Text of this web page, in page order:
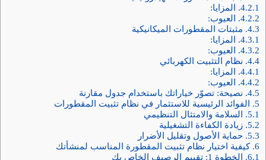
4.2.1. المزايا:
4.2.2. العيوب:
4.3. مثبتات المقطورات الميكانيكية
4.3.1. المزايا:
4.3.2. العيوب:
4.4. نظام التثبيت الكهربائي
4.4.1. المزايا:
4.4.2. العيوب:
4.5. نصيحة: تصوّر خياراتك باستخدام جدول مقارنة
5. الفوائد الرئيسية للاستثمار في نظام تثبيت المقطورات
5.1. السلامة والامتثال التنظيمي
5.2. زيادة الكفاءة التشغيلية
5.3. حماية الأصول وتقليل الأضرار
6. كيفية اختيار نظام تثبيت المقطورة المناسب لمنشأتك
6.1. الخطوة 1: تقييم الرصيف الخاص بك